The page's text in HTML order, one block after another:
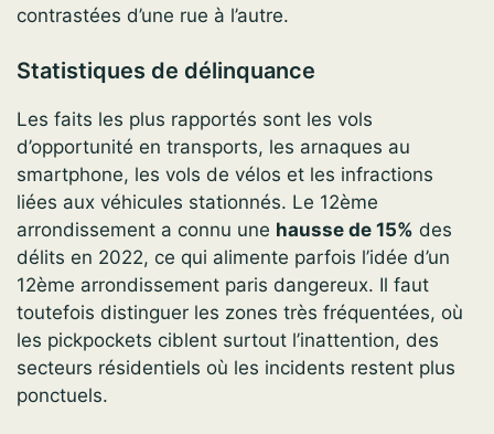
contrastées d’une rue à l’autre.
Statistiques de délinquance
Les faits les plus rapportés sont les vols
d’opportunité en transports, les arnaques au
smartphone, les vols de vélos et les infractions
liées aux véhicules stationnés. Le 12ème
arrondissement a connu une hausse de 15% des
délits en 2022, ce qui alimente parfois l’idée d’un
12ème arrondissement paris dangereux. Il faut
toutefois distinguer les zones très fréquentées, où
les pickpockets ciblent surtout l’inattention, des
secteurs résidentiels où les incidents restent plus
ponctuels.